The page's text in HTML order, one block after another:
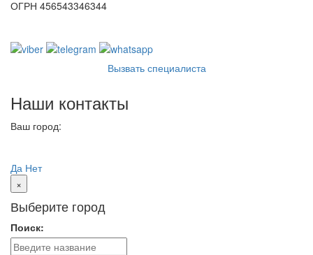
ОГРН 456543346344
Вызвать специалиста
Наши контакты
Ваш город:
Да Нет
×
Выберите город
Поиск: